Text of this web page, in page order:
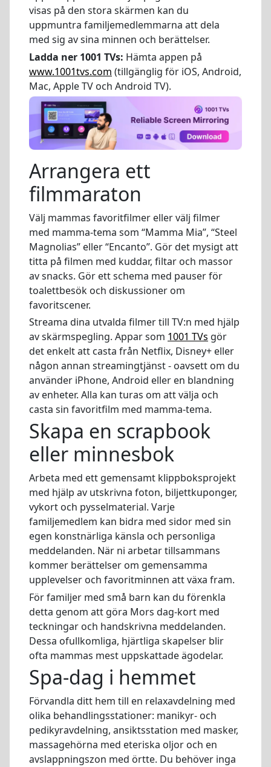
visas på den stora skärmen kan du
uppmuntra familjemedlemmarna att dela
med sig av sina minnen och berättelser.
Ladda ner 1001 TVs: Hämta appen på
www.1001tvs.com (tillgänglig för iOS, Android,
Mac, Apple TV och Android TV).
Arrangera ett
filmmaraton
Välj mammas favoritfilmer eller välj filmer
med mamma-tema som “Mamma Mia”, “Steel
Magnolias” eller “Encanto”. Gör det mysigt att
titta på filmen med kuddar, filtar och massor
av snacks. Gör ett schema med pauser för
toalettbesök och diskussioner om
favoritscener.
Streama dina utvalda filmer till TV:n med hjälp
av skärmspegling. Appar som 1001 TVs gör
det enkelt att casta från Netflix, Disney+ eller
någon annan streamingtjänst - oavsett om du
använder iPhone, Android eller en blandning
av enheter. Alla kan turas om att välja och
casta sin favoritfilm med mamma-tema.
Skapa en scrapbook
eller minnesbok
Arbeta med ett gemensamt klippboksprojekt
med hjälp av utskrivna foton, biljettkuponger,
vykort och pysselmaterial. Varje
familjemedlem kan bidra med sidor med sin
egen konstnärliga känsla och personliga
meddelanden. När ni arbetar tillsammans
kommer berättelser om gemensamma
upplevelser och favoritminnen att växa fram.
För familjer med små barn kan du förenkla
detta genom att göra Mors dag-kort med
teckningar och handskrivna meddelanden.
Dessa ofullkomliga, hjärtliga skapelser blir
ofta mammas mest uppskattade ägodelar.
Spa-dag i hemmet
Förvandla ditt hem till en relaxavdelning med
olika behandlingsstationer: manikyr- och
pedikyravdelning, ansiktsstation med masker,
massagehörna med eteriska oljor och en
avslappningszon med örtte. Du behöver inga